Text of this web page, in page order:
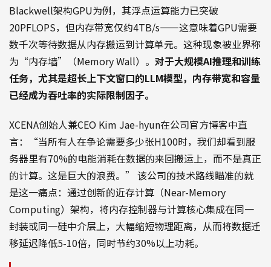
Blackwell架构GPU为例，其浮点运算能力已突破
20PFLOPS，但内存带宽仅约4TB/s——这意味着GPU需要
数千次等待数据从内存搬运到计算单元。这种现象被业界称
为“内存墙”（Memory Wall）。 对于大规模AI推理和训练
任务，尤其是超长上下文窗口的LLM模型，内存带宽和容量
已经成为吞吐率的实际限制因子。
XCENA创始人兼CEO Kim Jae-hyun在公司官方博客中直
言：“当所有人在争论需要多少张H100时，我们却看到服
务器里有70%的电能消耗在数据的来回搬运上，而不是真正
的计算。这是巨大的浪费。” 该公司的技术路线瞄准的就
是这一痛点：通过创新的近存计算（Near-Memory
Computing）架构，将内存控制器与计算核心集成在同一
封装或同一硅中介层上，大幅缩短物理距离，从而将数据迁
移延迟降低5-10倍，同时节约30%以上功耗。